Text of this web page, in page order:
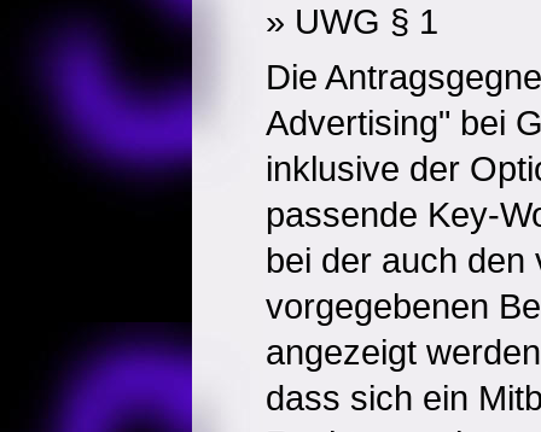
» UWG § 1
Die
Advertising" bei
inklusive der
passende Key-
bei der auch den
vorgegebenen
angezeigt
dass sich ein